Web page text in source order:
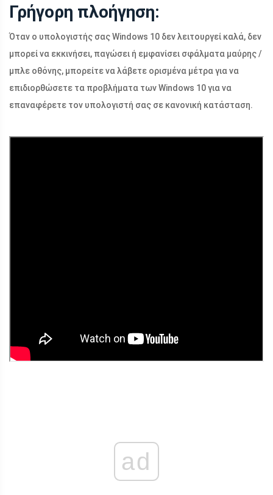
Γρήγορη πλοήγηση:
Όταν ο υπολογιστής σας Windows 10 δεν λειτουργεί καλά, δεν
μπορεί να εκκινήσει, παγώσει ή εμφανίσει σφάλματα μαύρης /
μπλε οθόνης, μπορείτε να λάβετε ορισμένα μέτρα για να
επιδιορθώσετε τα προβλήματα των Windows 10 για να
επαναφέρετε τον υπολογιστή σας σε κανονική κατάσταση.
ad